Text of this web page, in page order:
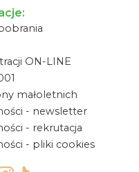
ON-LINE
małoletnich
- newsletter
- rekrutacja
- pliki cookies